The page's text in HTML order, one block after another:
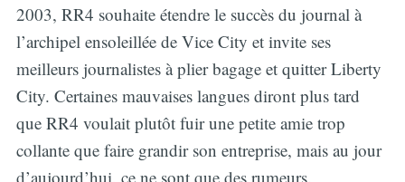
2003, RR4 souhaite étendre le succès du journal à
l’archipel ensoleillée de Vice City et invite ses
meilleurs journalistes à plier bagage et quitter Liberty
City. Certaines mauvaises langues diront plus tard
que RR4 voulait plutôt fuir une petite amie trop
collante que faire grandir son entreprise, mais au jour
d’aujourd’hui, ce ne sont que des rumeurs.